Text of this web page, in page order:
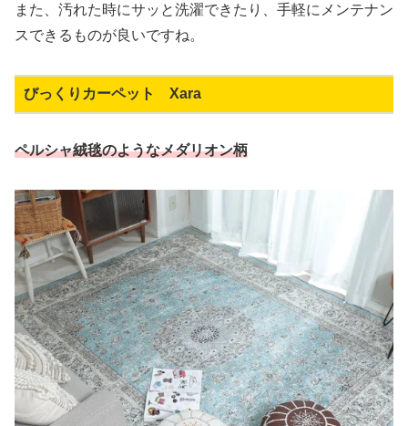
また、汚れた時にサッと洗濯できたり、手軽にメンテナン
スできるものが良いですね。
びっくりカーペット Xara
ペルシャ絨毯のようなメダリオン柄